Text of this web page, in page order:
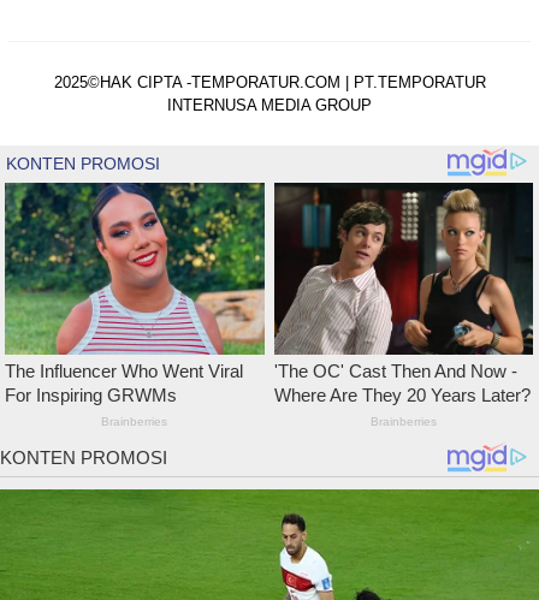
2025©HAK CIPTA -TEMPORATUR.COM | PT.TEMPORATUR
INTERNUSA MEDIA GROUP